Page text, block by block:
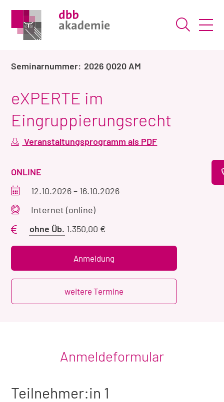
Suche
2026 Q020 AM
eXPERTE im
Eingruppierungsrecht
Veranstaltungsprogramm als PDF
VERANSTALTUNGSART
ONLINE
Veranstaltungszeitraum
12.10.2026– 16.10.2026
Veranstaltungsort
Internet (online)
ohne Üb. Preis
Übernachtung
1.350,00 €
Anmeldung
weitere Termine
Anmeldeformular
Teilnehmer:in 1